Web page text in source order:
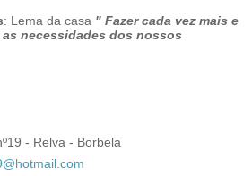
: Lema da casa " Fazer cada vez mais e
necessidades dos nossos
- Relva - Borbela